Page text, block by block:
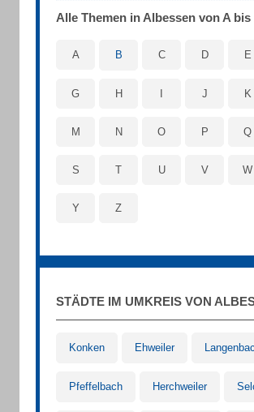
Alle Themen in Albessen von A bis
A B C D E
G H J K
M N O P Q
S T U V W
Y Z
STÄDTE IM UMKREIS VON
Konken Ehweiler
Pfeffelbach Herchweiler